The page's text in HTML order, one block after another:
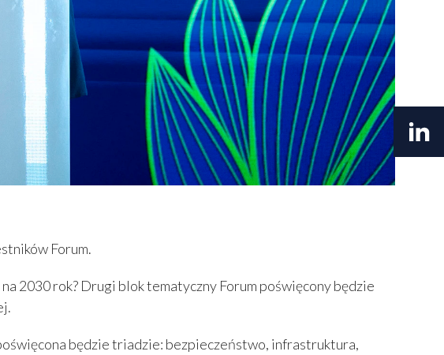
Forum.
2030 rok? Drugi blok tematyczny Forum poświęcony będzie
będzie triadzie: bezpieczeństwo, infrastruktura,